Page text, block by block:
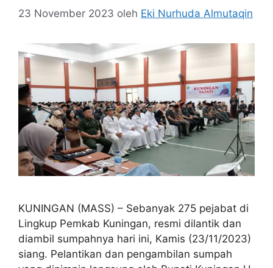
23 November 2023 oleh Eki Nurhuda Almutaqin
KUNINGAN (MASS) – Sebanyak 275 pejabat di
Lingkup Pemkab Kuningan, resmi dilantik dan
diambil sumpahnya hari ini, Kamis (23/11/2023)
siang. Pelantikan dan pengambilan sumpah